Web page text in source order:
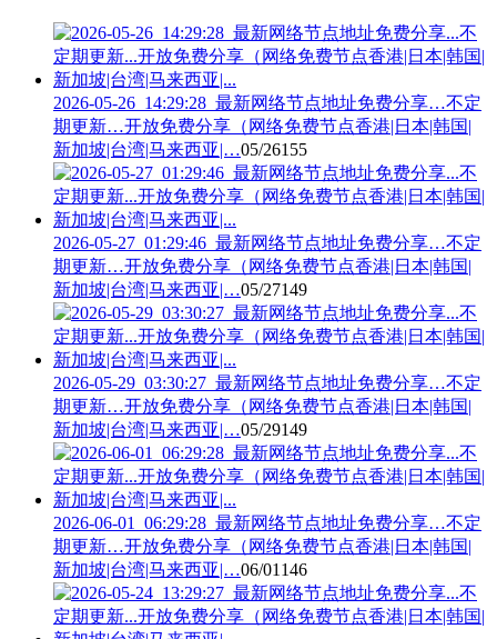
2026-05-26_14:29:28_最新网络节点地址免费分享…不定
期更新…开放免费分享（网络免费节点香港|日本|韩国|
新加坡|台湾|马来西亚|…05/26155
2026-05-27_01:29:46_最新网络节点地址免费分享…不定
期更新…开放免费分享（网络免费节点香港|日本|韩国|
新加坡|台湾|马来西亚|…05/27149
2026-05-29_03:30:27_最新网络节点地址免费分享…不定
期更新…开放免费分享（网络免费节点香港|日本|韩国|
新加坡|台湾|马来西亚|…05/29149
2026-06-01_06:29:28_最新网络节点地址免费分享…不定
期更新…开放免费分享（网络免费节点香港|日本|韩国|
新加坡|台湾|马来西亚|…06/01 146